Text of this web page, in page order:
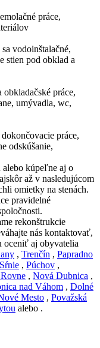
práce,
vodoinštalačné,
stien pod obklad a
obkladačské práce,
umývadla, wc,
práce,
odskúšanie,
kúpeľne aj o
až v nasledujúcom
omietky na stenách.
pravidelné
rekonštrukcie
nás kontaktovať,
oceniť aj obyvatelia
, Trenčín , Papradno
, Púchov ,
, Nová Dubnica ,
nad Váhom , Dolné
Mesto , Považská
alebo .